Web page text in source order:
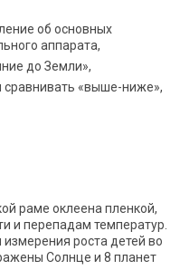
об основных
аппарата,
до Земли»,
«выше-ниже»,
раме оклеена пленкой,
и перепадам температур.
измерения роста детей во
Солнце и 8 планет